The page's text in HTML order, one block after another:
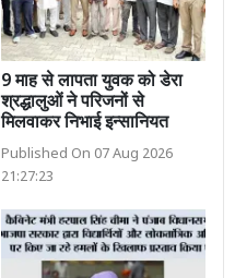
9 माह से लापता युवक को डेरा
श्रद्धालुओं ने परिजनों से
मिलवाकर निभाई इन्सानियत
Published On 07 Aug 2026
21:27:23